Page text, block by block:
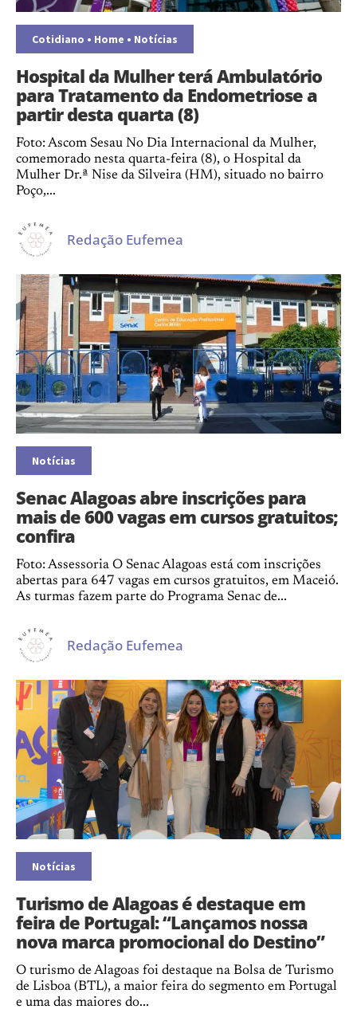
Cotidiano • Home • Notícias
Hospital da Mulher terá Ambulatório
para Tratamento da Endometriose a
partir desta quarta (8)
Foto: Ascom Sesau No Dia Internacional da Mulher,
comemorado nesta quarta-feira (8), o Hospital da
Mulher Dr.ª Nise da Silveira (HM), situado no bairro
Poço,...
Redação Eufemea
Notícias
Senac Alagoas abre inscrições para
mais de 600 vagas em cursos gratuitos;
confira
Foto: Assessoria O Senac Alagoas está com inscrições
abertas para 647 vagas em cursos gratuitos, em Maceió.
As turmas fazem parte do Programa Senac de...
Redação Eufemea
Notícias
Turismo de Alagoas é destaque em
feira de Portugal: “Lançamos nossa
nova marca promocional do Destino”
O turismo de Alagoas foi destaque na Bolsa de Turismo
de Lisboa (BTL), a maior feira do segmento em Portugal
e uma das maiores do...